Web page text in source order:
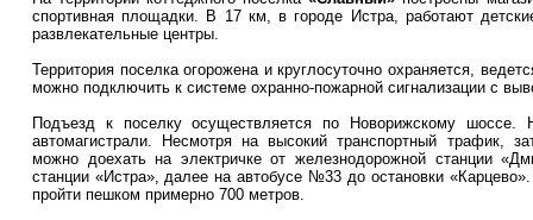
спортивная площадки. В 17 км, в городе Истра, работают
развлекательные центры.
Территория поселка огорожена и круглосуточно охраняется,
можно подключить к системе охранно-пожарной сигнализации с
Подъезд к поселку осуществляется по Новорижскому шоссе.
автомагистрали. Несмотря на высокий транспортный трафик,
можно доехать на электричке от железнодорожной станции
станции «Истра», далее на автобусе №33 до остановки
пройти пешком примерно 700 метров.